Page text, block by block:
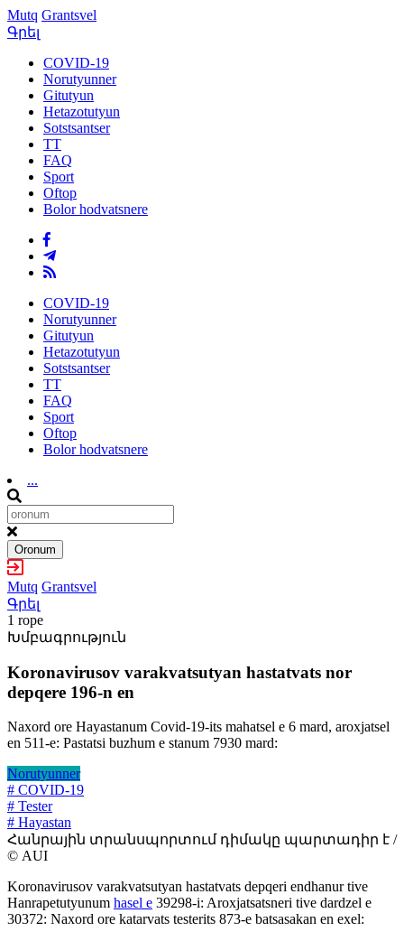
Mutq Grantsvel
Գրել
COVID-19
Norutyunner
Gitutyun
Hetazotutyun
Sotstsantser
TT
FAQ
Sport
Oftop
Bolor hodvatsnere
COVID-19
Norutyunner
Gitutyun
Hetazotutyun
Sotstsantser
TT
FAQ
Sport
Oftop
Bolor hodvatsnere
...
Oronum
Mutq Grantsvel
Գրել
1 rope
Խմբագրություն
Koronavirusov varakvatsutyan hastatvats nor
depqere 196-n en
Naxord ore Hayastanum Covid-19-its mahatsel e 6 mard, aroxjatsel
en 511-e: Pastatsi buzhum e stanum 7930 mard:
Norutyunner
# COVID-19
# Tester
# Hayastan
Հանրային տրանսպորտում դիմակը պարտադիր է /
© AUI
Koronavirusov varakvatsutyan hastatvats depqeri endhanur tive
Hanrapetutyunum hasel e 39298-i: Aroxjatsatsneri tive dardzel e
30372: Naxord ore katarvats testerits 873-e batsasakan en exel: